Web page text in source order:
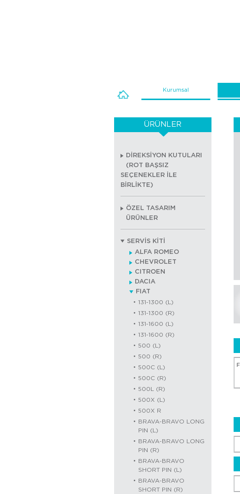
Kurumsal
ÜRÜNLER
DİREKSİYON KUTULARI
(ROT BAŞSIZ
SEÇENEKLER İLE
BİRLİKTE)
ÖZEL TASARIM
ÜRÜNLER
SERVİS KİTİ
ALFA ROMEO
CHEVROLET
CITROEN
DACIA
FIAT
131-1300 (L)
131-1300 (R)
131-1600 (L)
131-1600 (R)
500 (L)
500 (R)
500C (L)
500C (R)
500L (R)
500X (L)
500X R
BRAVA-BRAVO LONG
PIN (L)
BRAVA-BRAVO LONG
PIN (R)
BRAVA-BRAVO
SHORT PIN (L)
BRAVA-BRAVO
SHORT PIN (R)